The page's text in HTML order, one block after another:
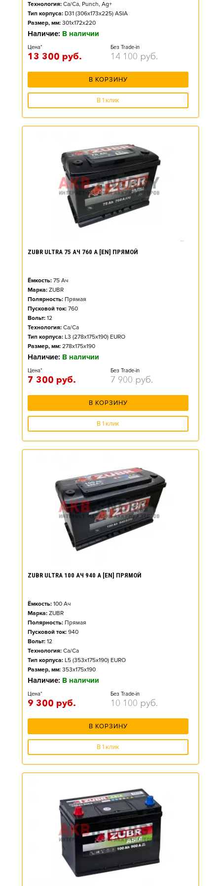
Технология: Ca/Ca, Punch, Ag+
Тип корпуса: D31 (306x173x225) ASIA
Размер, мм: 301x172x220
Наличие: В наличии
Цена*
13 300 руб.
Без Trade-in
14 100 руб.
В КОРЗИНУ
В 1 клик
ZUBR ULTRA 75 АЧ 760 А [EN] ПРЯМОЙ
Ёмкость: 75 Ач
Марка: ZUBR
Полярность: Прямая
Пусковой ток: 760
Вольт: 12
Технология: Ca/Ca
Тип корпуса: L3 (278x175x190) EURO
Размер, мм: 278x175x190
Наличие: В наличии
Цена*
7 300 руб.
Без Trade-in
7 900 руб.
В КОРЗИНУ
В 1 клик
ZUBR ULTRA 100 АЧ 940 А [EN] ПРЯМОЙ
Ёмкость: 100 Ач
Марка: ZUBR
Полярность: Прямая
Пусковой ток: 940
Вольт: 12
Технология: Ca/Ca
Тип корпуса: L5 (353x175x190) EURO
Размер, мм: 353x175x190
Наличие: В наличии
Цена*
9 300 руб.
Без Trade-in
10 100 руб.
В КОРЗИНУ
В 1 клик